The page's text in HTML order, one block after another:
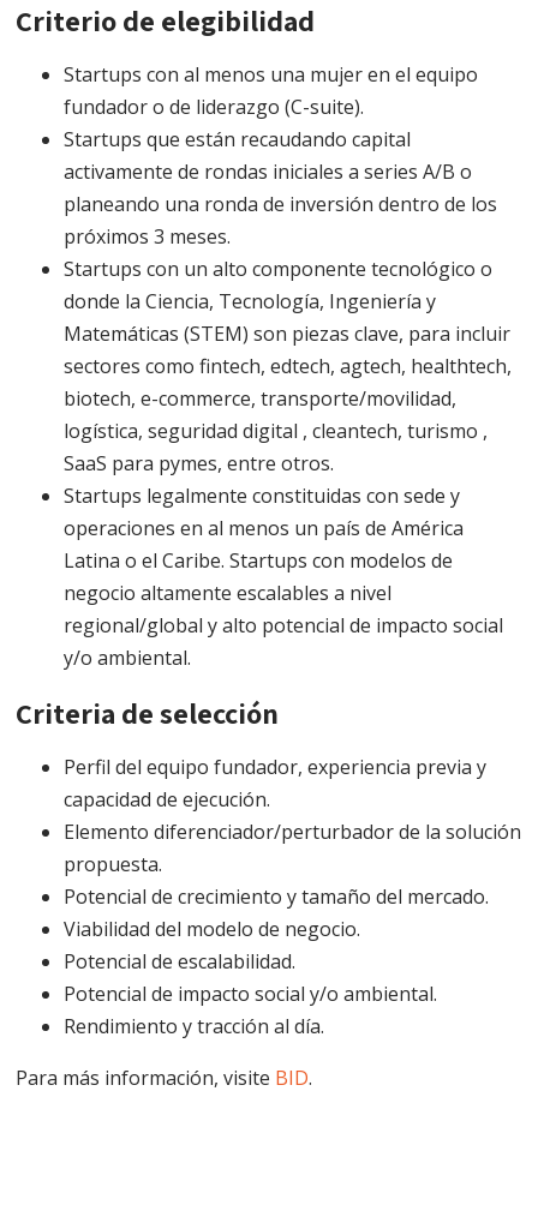
Criterio de elegibilidad
Startups con al menos una mujer en el equipo
fundador o de liderazgo (C-suite).
Startups que están recaudando capital
activamente de rondas iniciales a series A/B o
planeando una ronda de inversión dentro de los
próximos 3 meses.
Startups con un alto componente tecnológico o
donde la Ciencia, Tecnología, Ingeniería y
Matemáticas (STEM) son piezas clave, para incluir
sectores como fintech, edtech, agtech, healthtech,
biotech, e-commerce, transporte/movilidad,
logística, seguridad digital , cleantech, turismo ,
SaaS para pymes, entre otros.
Startups legalmente constituidas con sede y
operaciones en al menos un país de América
Latina o el Caribe. Startups con modelos de
negocio altamente escalables a nivel
regional/global y alto potencial de impacto social
y/o ambiental.
Criteria de selección
Perfil del equipo fundador, experiencia previa y
capacidad de ejecución.
Elemento diferenciador/perturbador de la solución
propuesta.
Potencial de crecimiento y tamaño del mercado.
Viabilidad del modelo de negocio.
Potencial de escalabilidad.
Potencial de impacto social y/o ambiental.
Rendimiento y tracción al día.
Para más información, visite BID.